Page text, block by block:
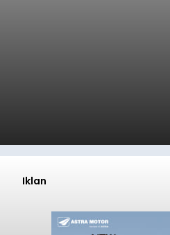
Iklan